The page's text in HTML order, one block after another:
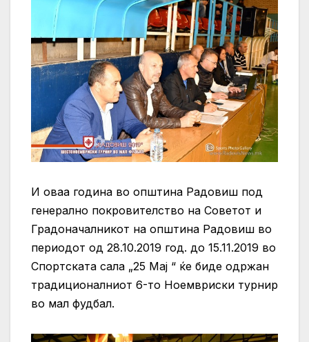
И оваа година во општина Радовиш под
генерално покровителство на Советот и
Градоначалникот на општина Радовиш во
периодот од 28.10.2019 год. до 15.11.2019 во
Спортската сала „25 Мај “ ќе биде одржан
традиционалниот 6-то Ноемвриски турнир
во мал фудбал.